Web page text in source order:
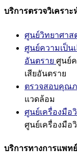
บริการตรวจวิเครา
ศูนย์วิทยาศาส
ศูนย์ความเป็น
อันตราย ศูนย์
เสียอันตราย
ตรวจสอบคุณ
แวดล้อม
ศูนย์เครื่องมือ
ศูนย์เครื่องมือ
บริการทางการแพทย์